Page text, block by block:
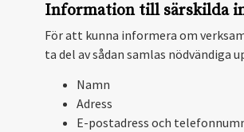
Information till särskilda
För att kunna informera om
ta del av sådan samlas nödvändiga
Namn
Adress
E-postadress och